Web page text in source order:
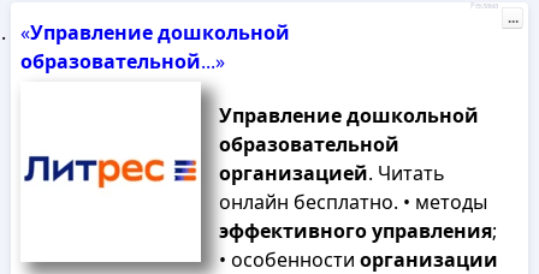
«Управлениедошкольной
образовательной...»
Управлениедошкольной
образовательной
организацией. Читать
онлайн бесплатно. • методы
эффективногоуправления;
• особенности организации
Реклама
...